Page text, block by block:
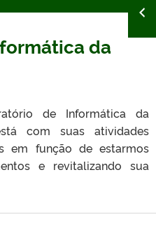
da
de Informática da
com suas atividades
em função de estarmos
e revitalizando sua